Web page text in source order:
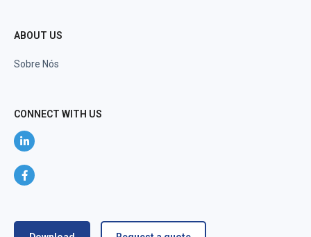
ABOUT US
Sobre Nós
CONNECT WITH US